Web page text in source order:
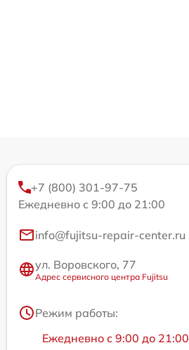
+7 (800) 301-97-75
Ежедневно с 9:00 до 21:00
info@fujitsu-repair-center.ru
ул. Воровского, 77
Адрес сервисного центра Fujitsu
Режим работы:
Ежедневно с 9:00 до 21:00